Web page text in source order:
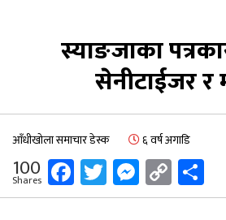
स्याङजाका
सेनीटाईजर र
आँधीखोला समाचार डेस्क ६ वर्ष अगाडि
100
Shares Facebook
TwitterCopy
Link